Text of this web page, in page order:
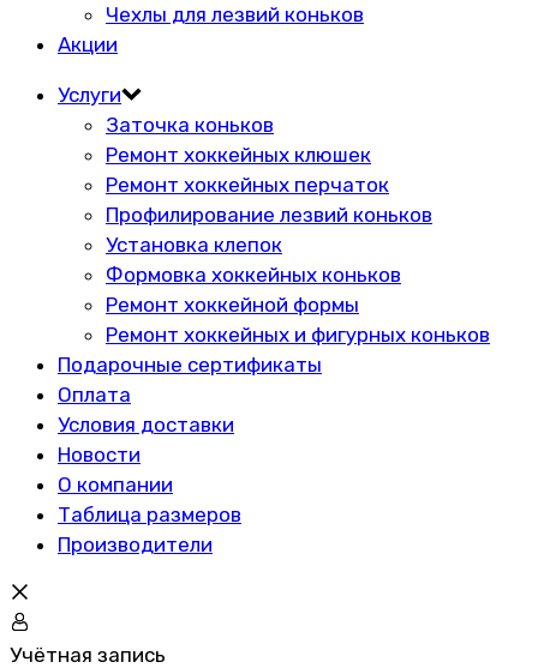
Чехлы для лезвий коньков
Акции
Услуги
Заточка коньков
Ремонт хоккейных клюшек
Ремонт хоккейных перчаток
Профилирование лезвий коньков
Установка клепок
Формовка хоккейных коньков
Ремонт хоккейной формы
Ремонт хоккейных и фигурных коньков
Подарочные сертификаты
Оплата
Условия доставки
Новости
О компании
Таблица размеров
Производители
Учётная запись